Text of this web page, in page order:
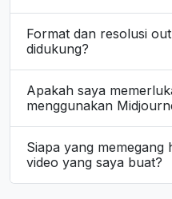
Format dan resolusi
didukung?
Apakah saya
menggunakan
Siapa yang memegang
video yang saya buat?